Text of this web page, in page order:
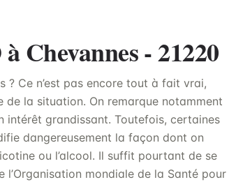
Chevannes - 21220
Ce n’est pas encore tout à fait vrai,
de la situation. On remarque notamment
intérêt grandissant. Toutefois, certaines
dangereusement la façon dont on
ou l’alcool. Il suffit pourtant de se
mondiale de la Santé pour